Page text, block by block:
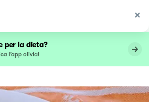
per la dieta?
l’app olivia!